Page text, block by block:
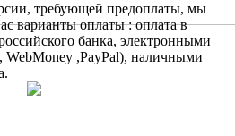
требующей предоплаты, мы
варианты оплаты : оплата в
банка, электронными
WebMoney ,PayPal), наличными